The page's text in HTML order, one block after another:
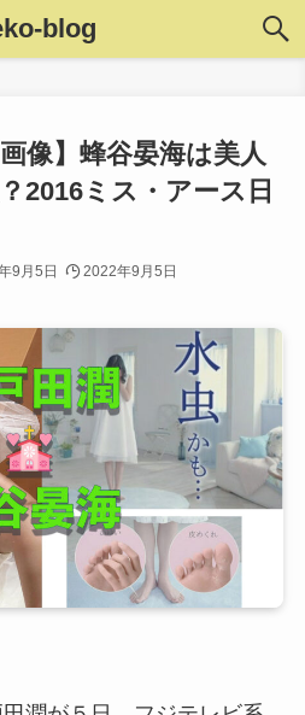
blog
像】蜂谷晏海は美人
2016ミス・アース日
9月5日 2022年9月5日